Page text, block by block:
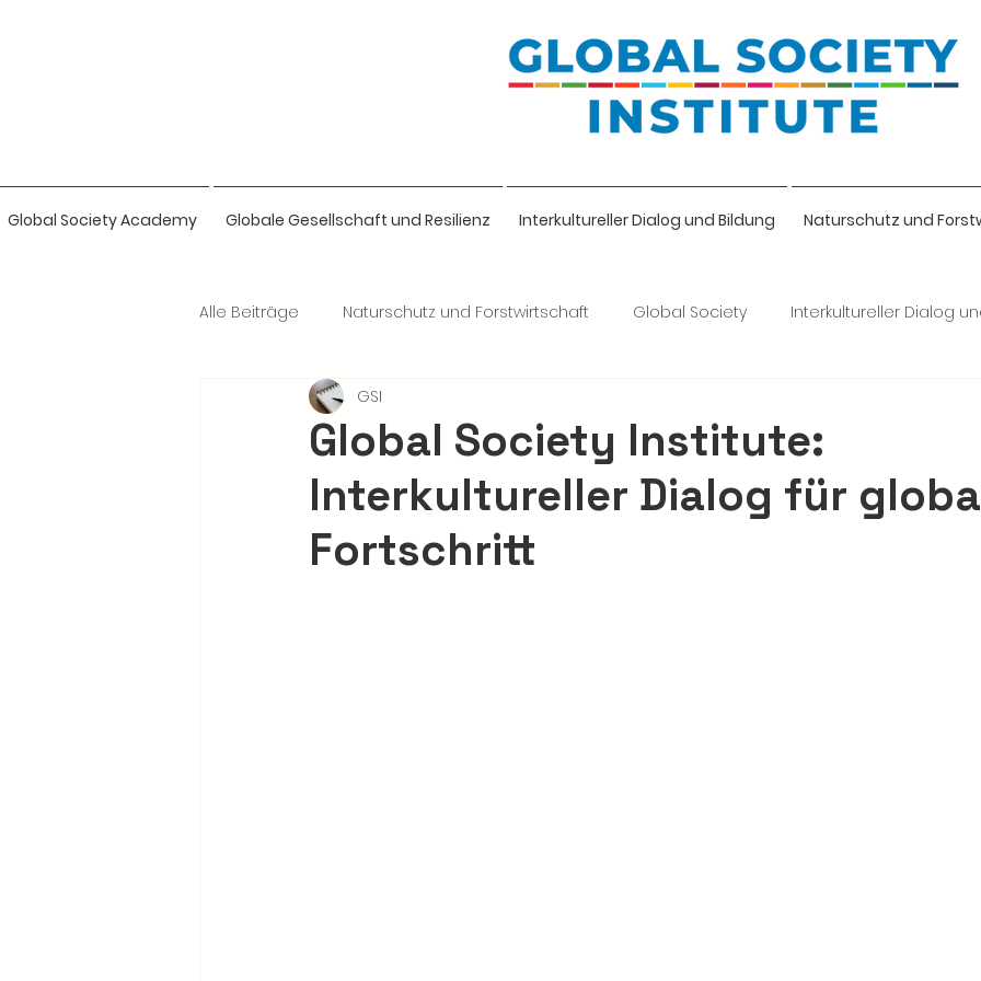
Global Society Academy Globale Gesellschaft und Resilienz Interkultureller Dialog und Bildung Naturschutz und
Alle Beiträge Naturschutz und Forstwirtschaft Global Society Interkultureller Dialog
Naturwissenschaften & Bio-Intellige
Global Society Institute:
Interkultureller Dialog für
Fortschritt
GSI